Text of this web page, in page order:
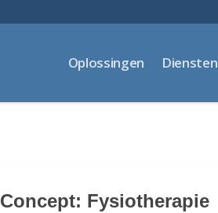
Oplossingen Diensten
Concept: Fysiotherapie